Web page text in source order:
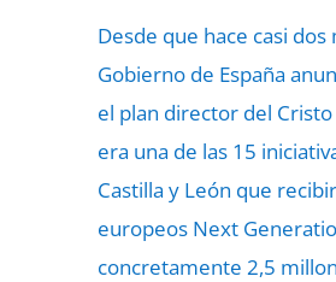
Desde que hace casi dos
Gobierno de España
el plan director del
era una de las 15
Castilla y León que
europeos Next
concretamente 2,5